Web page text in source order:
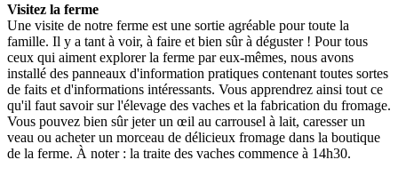
Visitez la ferme
Une visite de notre ferme est une sortie agréable pour toute la
famille. Il y a tant à voir, à faire et bien sûr à déguster ! Pour tous
ceux qui aiment explorer la ferme par eux-mêmes, nous avons
installé des panneaux d'information pratiques contenant toutes sortes
de faits et d'informations intéressants. Vous apprendrez ainsi tout ce
qu'il faut savoir sur l'élevage des vaches et la fabrication du fromage.
Vous pouvez bien sûr jeter un œil au carrousel à lait, caresser un
veau ou acheter un morceau de délicieux fromage dans la boutique
de la ferme. À noter : la traite des vaches commence à 14h30.